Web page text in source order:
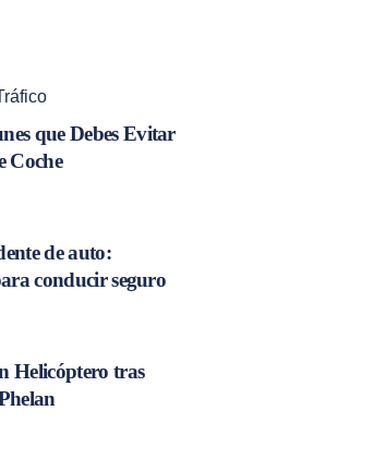
que Debes Evitar
Coche
de auto:
conducir seguro
Helicóptero tras